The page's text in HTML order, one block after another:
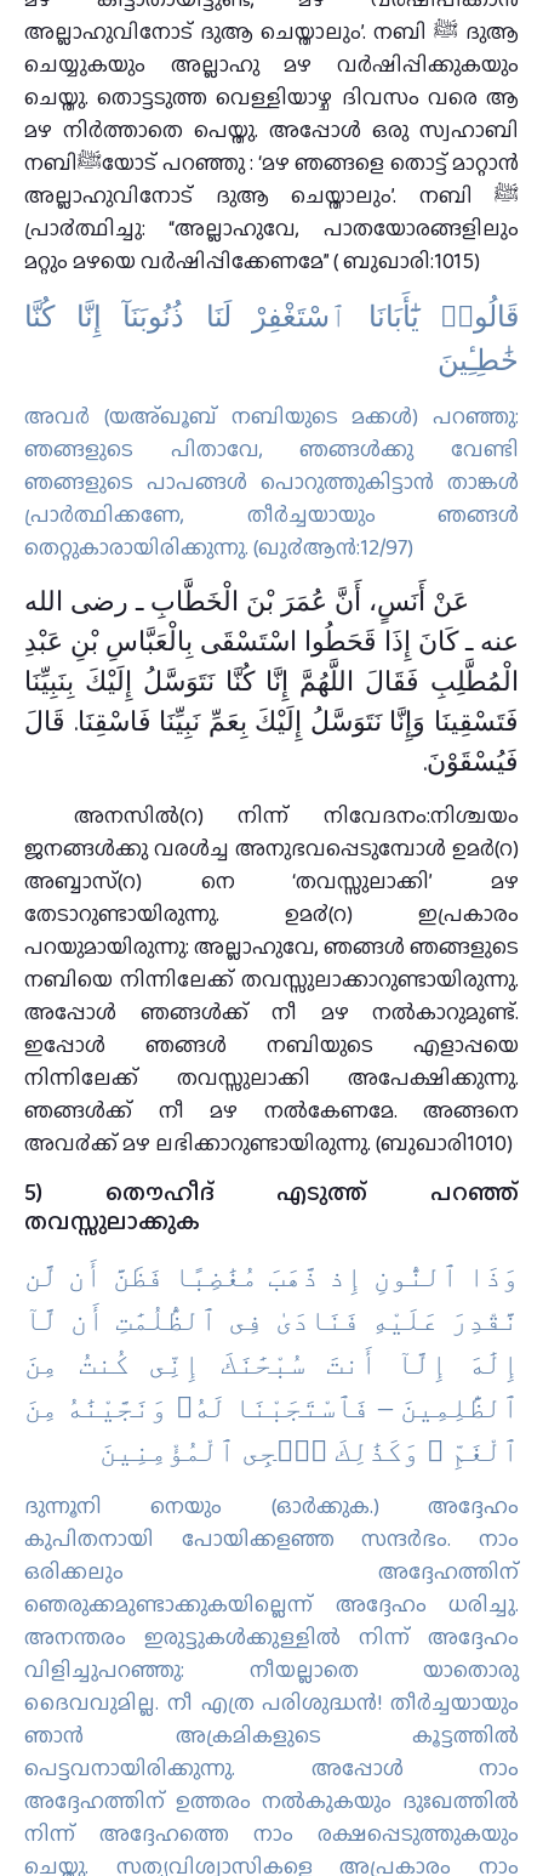
അല്ലാഹുവിനോട് ദുആ ചെയ്താലും’. നബി ﷺ ദുആ
ചെയ്യുകയും അല്ലാഹു മഴ വർഷിപ്പിക്കുകയും
ചെയ്തു. തൊട്ടടുത്ത വെള്ളിയാഴ്ച ദിവസം വരെ ആ
മഴ നിർത്താതെ പെയ്തു. അപ്പോൾ ഒരു സ്വഹാബി
നബിﷺയോട് പറഞ്ഞു : ‘മഴ ഞങ്ങളെ തൊട്ട് മാറ്റാൻ
അല്ലാഹുവിനോട് ദുആ ചെയ്താലും’. നബി ﷺ
പ്രാ൪ത്ഥിച്ചു: “അല്ലാഹുവേ, പാതയോരങ്ങളിലും
മറ്റും മഴയെ വർഷിപ്പിക്കേണമേ” ( ബുഖാരി:1015)
قَالُوا۟ يَٰٓأَبَانَا ٱسْتَغْفِرْ لَنَا ذُنُوبَنَآ إِنَّا كُنَّا
خَٰطِـِٔينَ
അവര്‍ (യഅ്ഖൂബ് നബിയുടെ മക്കള്‍) പറഞ്ഞു:
ഞങ്ങളുടെ പിതാവേ, ഞങ്ങള്‍ക്കു വേണ്ടി
ഞങ്ങളുടെ പാപങ്ങള്‍ പൊറുത്തുകിട്ടാന്‍ താങ്കള്‍
പ്രാര്‍ത്ഥിക്കണേ, തീര്‍ച്ചയായും ഞങ്ങള്‍
തെറ്റുകാരായിരിക്കുന്നു. (ഖു൪ആന്‍:12/97)
عَنْ أَنَسٍ، أَنَّ عُمَرَ بْنَ الْخَطَّابِ ـ رضى الله
عنه ـ كَانَ إِذَا قَحَطُوا اسْتَسْقَى بِالْعَبَّاسِ بْنِ عَبْدِ
الْمُطَّلِبِ فَقَالَ اللَّهُمَّ إِنَّا كُنَّا نَتَوَسَّلُ إِلَيْكَ بِنَبِيِّنَا
فَتَسْقِينَا وَإِنَّا نَتَوَسَّلُ إِلَيْكَ بِعَمِّ نَبِيِّنَا فَاسْقِنَا‏.‏ قَالَ
فَيُسْقَوْنَ‏.‏
അനസില്‍(റ) നിന്ന് നിവേദനം:നിശ്ചയം
ജനങ്ങള്‍ക്കു വരള്‍ച്ച അനുഭവപ്പെടുമ്പോള്‍ ഉമര്‍(റ)
അബ്ബാസ്(റ) നെ ‘തവസ്സുലാക്കി’ മഴ
തേടാറുണ്ടായിരുന്നു. ഉമ൪(റ) ഇപ്രകാരം
പറയുമായിരുന്നു: അല്ലാഹുവേ, ഞങ്ങള്‍ ഞങ്ങളുടെ
നബിയെ നിന്നിലേക്ക് തവസ്സുലാക്കാറുണ്ടായിരുന്നു.
അപ്പോള്‍ ഞങ്ങള്‍ക്ക് നീ മഴ നല്‍കാറുമുണ്ട്.
ഇപ്പോള്‍ ഞങ്ങള്‍ നബിയുടെ എളാപ്പയെ
നിന്നിലേക്ക് തവസ്സുലാക്കി അപേക്ഷിക്കുന്നു.
ഞങ്ങള്‍ക്ക് നീ മഴ നല്‍കേണമേ. അങ്ങനെ
അവ൪ക്ക് മഴ ലഭിക്കാറുണ്ടായിരുന്നു. (ബുഖാരി1010)
5) തൌഹീദ് എടുത്ത് പറഞ്ഞ്
തവസ്സുലാക്കുക
وَذَا ٱلنُّونِ إِذ ذَّهَبَ مُغَٰضِبًا فَظَنَّ أَن لَّن
نَّقْدِرَ عَلَيْهِ فَنَادَىٰ فِى ٱلظُّلُمَٰتِ أَن لَّآ
إِلَٰهَ إِلَّآ أَنتَ سُبْحَٰنَكَ إِنِّى كُنتُ مِنَ
ٱلظَّٰلِمِينَ – فَٱسْتَجَبْنَا لَهُۥ وَنَجَّيْنَٰهُ مِنَ
ٱلْغَمِّ ۚ وَكَذَٰلِكَ نُۨجِى ٱلْمُؤْمِنِينَ
ദുന്നൂനി നെയും (ഓര്‍ക്കുക.) അദ്ദേഹം
കുപിതനായി പോയിക്കളഞ്ഞ സന്ദര്‍ഭം. നാം
ഒരിക്കലും അദ്ദേഹത്തിന്
ഞെരുക്കമുണ്ടാക്കുകയില്ലെന്ന് അദ്ദേഹം ധരിച്ചു.
അനന്തരം ഇരുട്ടുകള്‍ക്കുള്ളില്‍ നിന്ന് അദ്ദേഹം
വിളിച്ചുപറഞ്ഞു: നീയല്ലാതെ യാതൊരു
ദൈവവുമില്ല. നീ എത്ര പരിശുദ്ധന്‍! തീര്‍ച്ചയായും
ഞാന്‍ അക്രമികളുടെ കൂട്ടത്തില്‍
പെട്ടവനായിരിക്കുന്നു. അപ്പോള്‍ നാം
അദ്ദേഹത്തിന് ഉത്തരം നല്‍കുകയും ദുഃഖത്തില്‍
നിന്ന് അദ്ദേഹത്തെ നാം രക്ഷപ്പെടുത്തുകയും
ചെയ്തു. സത്യവിശ്വാസികളെ അപ്രകാരം നാം